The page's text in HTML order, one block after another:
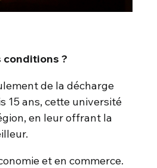
conditions ?
de la décharge
15 ans, cette université
en leur offrant la
et en commerce.